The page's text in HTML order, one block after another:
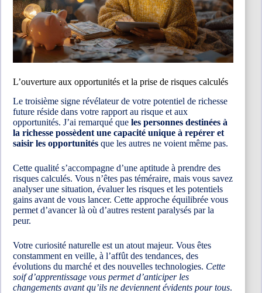
L’ouverture aux opportunités et la prise de risques calculés
Le troisième signe révélateur de votre potentiel de richesse
future réside dans votre rapport au risque et aux
opportunités. J’ai remarqué que les personnes destinées à
la richesse possèdent une capacité unique à repérer et
saisir les opportunités que les autres ne voient même pas.
Cette qualité s’accompagne d’une aptitude à prendre des
risques calculés. Vous n’êtes pas téméraire, mais vous savez
analyser une situation, évaluer les risques et les potentiels
gains avant de vous lancer. Cette approche équilibrée vous
permet d’avancer là où d’autres restent paralysés par la
peur.
Votre curiosité naturelle est un atout majeur. Vous êtes
constamment en veille, à l’affût des tendances, des
évolutions du marché et des nouvelles technologies. Cette
soif d’apprentissage vous permet d’anticiper les
changements avant qu’ils ne deviennent évidents pour tous.